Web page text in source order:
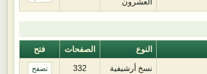
النوع الصفحات فتح
نسخ أرشيفية 332 تصفح